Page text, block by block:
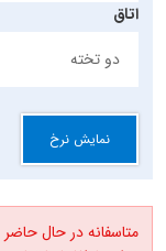
اتاق
نمایش نرخ
متاسفانه در حال